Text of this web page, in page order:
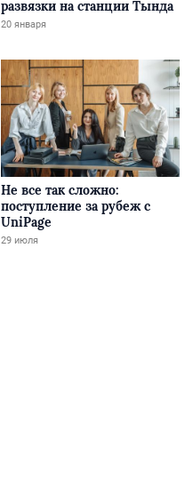
развязки на станции Тында
20 января
Не все так сложно:
поступление за рубеж с
UniPage
29 июля